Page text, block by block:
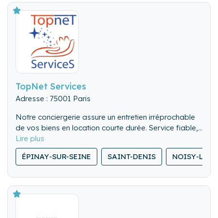
LocatConfort - Le jour ou le confort, rencontre
l’excellence.
maison.
TopNet Services
Adresse : 75001 Paris
Notre conciergerie assure un entretien irréprochable
de vos biens en location courte durée. Service fiable,
flexible et discret, pour valoriser chaque séjour.
ÉPINAY-SUR-SEINE
SAINT-DENIS NOISY-LE-